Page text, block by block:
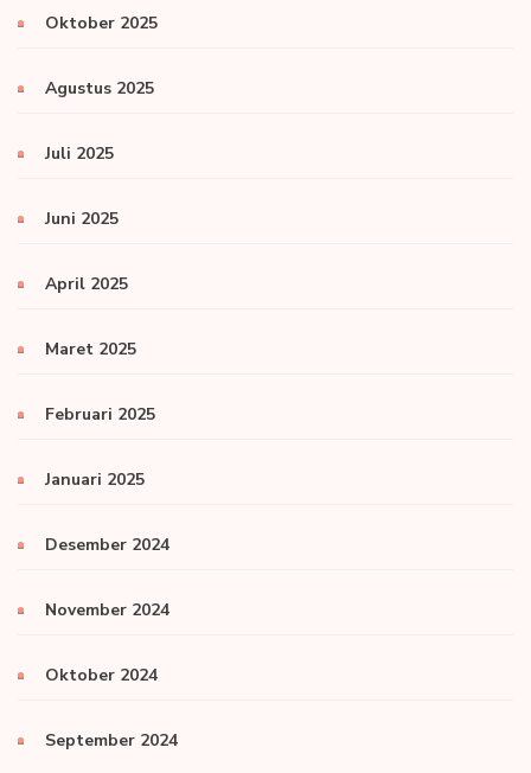
Oktober 2025
Agustus 2025
Juli 2025
Juni 2025
April 2025
Maret 2025
Februari 2025
Januari 2025
Desember 2024
November 2024
Oktober 2024
September 2024